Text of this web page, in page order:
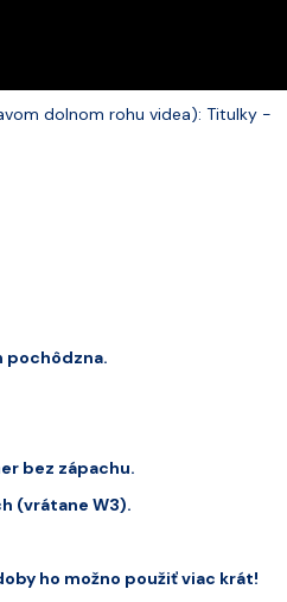
dolnom rohu videa): Titulky -
pochôdzna.
bez zápachu.
(vrátane W3).
ho možno použiť viac krát!